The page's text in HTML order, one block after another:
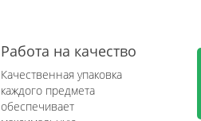
Работа на качество
Качественная упаковка
каждого предмета
обеспечивает